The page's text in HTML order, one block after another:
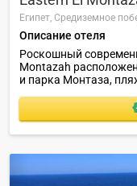
Египет, Средиземное
Описание отеля
Роскошный
Montazah
и парка Монтаза,